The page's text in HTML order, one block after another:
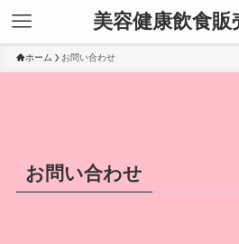
美容健康飲食販
ホーム お問い合わせ
お問い合わせ